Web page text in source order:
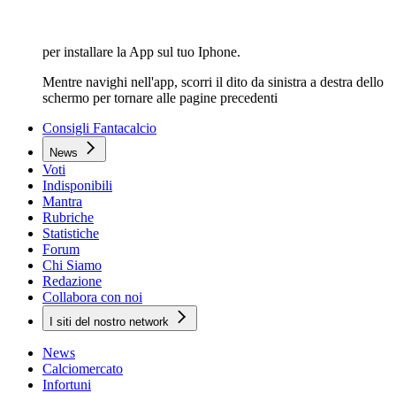
per installare la App sul tuo Iphone.
Mentre navighi nell'app, scorri il dito da sinistra a destra dello
schermo per tornare alle pagine precedenti
Consigli Fantacalcio
News
Voti
Indisponibili
Mantra
Rubriche
Statistiche
Forum
Chi Siamo
Redazione
Collabora con noi
I siti del nostro network
News
Calciomercato
Infortuni